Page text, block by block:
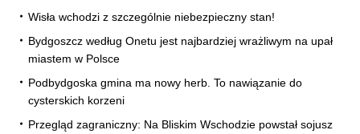
Wisła wchodzi z szczególnie niebezpieczny stan!
Bydgoszcz według Onetu jest najbardziej wrażliwym na upał
miastem w Polsce
Podbydgoska gmina ma nowy herb. To nawiązanie do
cysterskich korzeni
Przegląd zagraniczny: Na Bliskim Wschodzie powstał sojusz